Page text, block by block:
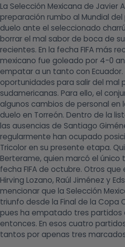
La Selección Mexicana de Javier
preparación rumbo al Mundial
duelo ante el seleccionado
borrar el mal sabor de boca de
recientes. En la fecha FIFA más
mexicano fue goleado por 4-0
empatar a un tanto con
oportunidades para salir del mal
sudamericanas. Para ello, el
algunos cambios de personal
duelo en Torreón. Dentro de la
las ausencias de Santiago
regularmente han ocupado
Tricolor en su presente etapa.
Berterame, quien marcó el único
fecha FIFA de octubre. Otros
Hirving Lozano, Raúl Jiménez y
mencionar que la Selección
triunfo desde la Final de la Copa
pues ha empatado tres partidos
entonces. En esos cuatro
tantos por apenas tres